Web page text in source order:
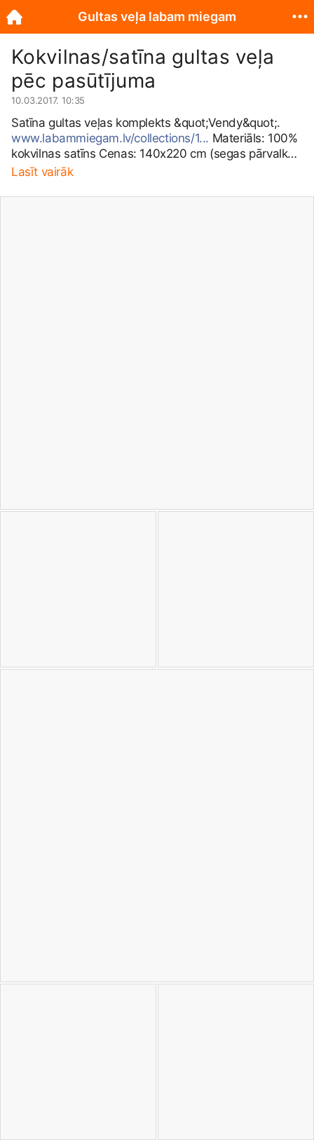
Kokvilnas/satīna gultas veļa
pēc pasūtījuma
10.03.2017. 10:35
Satīna gultas veļas komplekts &quot;Vendy&quot;.
www.labammiegam.lv/collections/1...
kokvilnas satīns Cenas: 140x220 cm (segas pārvalks),
60x70 cm (1 x spilvendrāna) - 39 EUR 200x220 cm
Lasīt vairāk
Gultas veļa labam miegam